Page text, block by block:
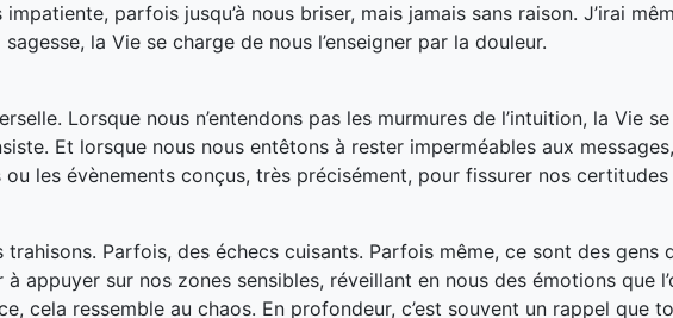
parfois jusqu’à nous briser, mais jamais sans raison. J’irai
la Vie se charge de nous l’enseigner par la douleur.
Lorsque nous n’entendons pas les murmures de l’intuition, la Vie
Et lorsque nous nous entêtons à rester imperméables aux
les évènements conçus, très précisément, pour fissurer nos
Parfois, des échecs cuisants. Parfois même, ce sont des gens
appuyer sur nos zones sensibles, réveillant en nous des émotions que
cela ressemble au chaos. En profondeur, c’est souvent un rappel que